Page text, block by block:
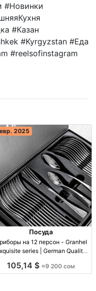
#Новинки
#Казан
#Kyrgyzstan #Еда
#reelsofinstagram
2025
Посуда
на 12 персон - Granhel
series | German Quality
немецкое качество, 9200 сом,
105,14 $ ≈9 200 сом